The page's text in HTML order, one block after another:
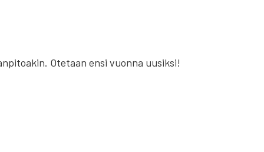
Otetaan ensi vuonna uusiksi!